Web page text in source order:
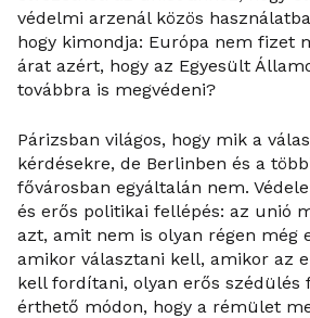
védelmi arzenál közös
hogy kimondja: Európa nem fizet
árat azért, hogy az Egyesült
továbbra is megvédeni?
Párizsban világos, hogy mik a
kérdésekre, de Berlinben és a
fővárosban egyáltalán nem.
és erős politikai fellépés: az unió
azt, amit nem is olyan régen még
amikor választani kell, amikor az
kell fordítani, olyan erős szédülés
érthető módon, hogy a rémület